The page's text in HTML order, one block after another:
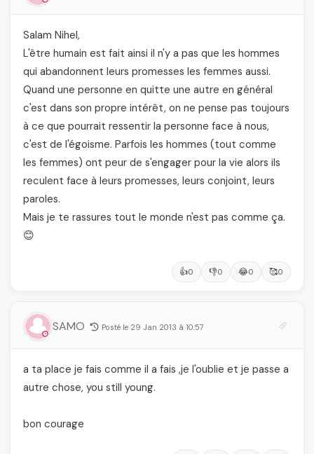
Salam Nihel,
L'être humain est fait ainsi il n'y a pas que les hommes
qui abandonnent leurs promesses les femmes aussi.
Quand une personne en quitte une autre en général
c'est dans son propre intérêt, on ne pense pas toujours
à ce que pourrait ressentir la personne face à nous,
c'est de l'égoisme. Parfois les hommes (tout comme
les femmes) ont peur de s'engager pour la vie alors ils
reculent face à leurs promesses, leurs conjoint, leurs
paroles.
Mais je te rassures tout le monde n'est pas comme ça.
😊
👍0 👎0 😂0 🥰0
SAMO Posté le 29 Jan 2013 à 10:57
a ta place je fais comme il a fais ,je l'oublie et je passe a
autre chose, you still young.
bon courage